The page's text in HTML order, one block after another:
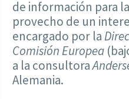
de información para
provecho de un
encargado por la
Comisión Europea
a la consultora
Alemania.